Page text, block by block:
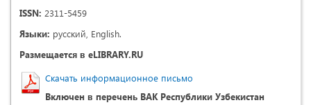
ISSN: 2311-5459
Языки: русский, English.
Размещается в eLIBRARY.RU
Скачать информационное письмо
Включен в перечень ВАК Республики Узбекистан